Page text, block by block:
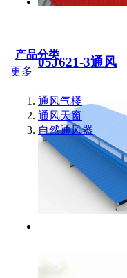
05J621-3通风
产品分类
更多
通风气楼
通风天窗
自然通风器